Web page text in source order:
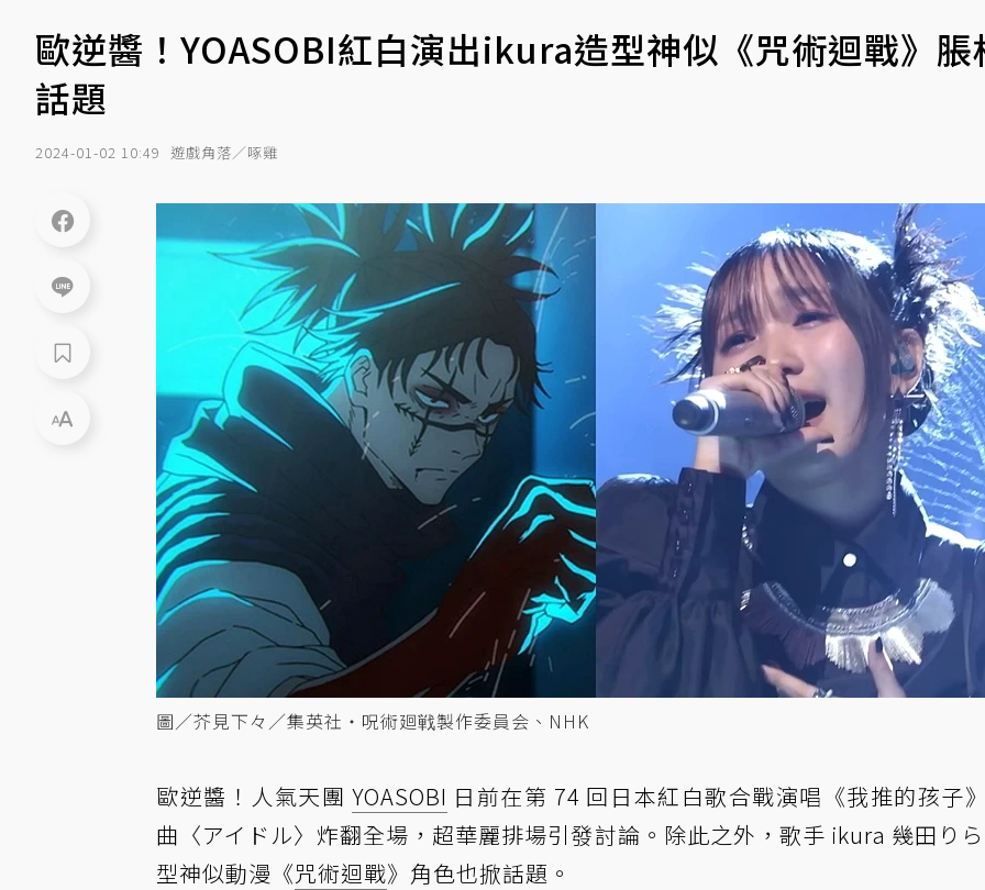
歐逆醬！YOASOBI紅白演出ikura造型神似《咒術迴戰》脹
話題
2024-01-02 10:49 遊戲角落／啄雞
圖／芥見下々／集英社・呪術廻戦製作委員会、NHK
歐逆醬！人氣天團 YOASOBI 日前在第 74 回日本紅白歌合戰演唱《我推的孩子
曲〈アイドル〉炸翻全場，超華麗排場引發討論。除此之外，歌手 ikura 幾田り
型神似動漫《咒術迴戰》角色也掀話題。